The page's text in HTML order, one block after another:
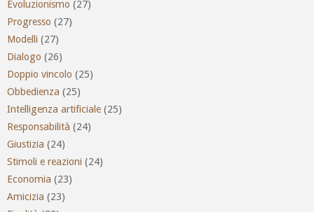
Evoluzionismo (27)
Progresso (27)
Modelli (27)
Dialogo (26)
Doppio vincolo (25)
Obbedienza (25)
Intelligenza artificiale (25)
Responsabilità (24)
Giustizia (24)
Stimoli e reazioni (24)
Economia (23)
Amicizia (23)